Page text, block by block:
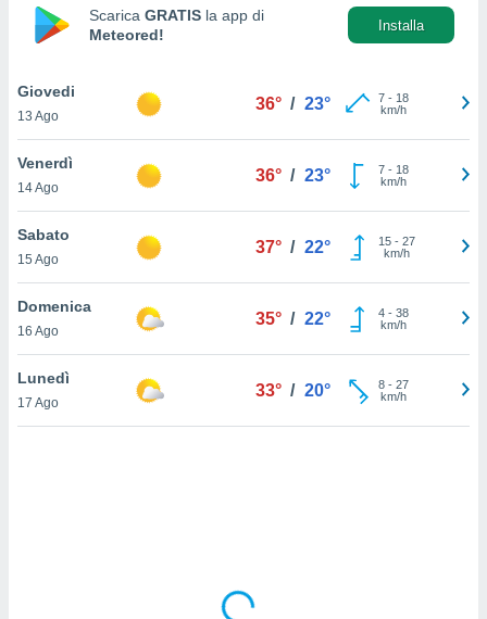
nella
cookie
il tuo
in
a piè
del
Scarica GRATIS la app di
Meteored!
Installa
Giovedi
13 Ago
36° / 23° 7- 18
km/h
Venerdì
14 Ago
36° / 23° 7- 18
km/h
Sabato
15 Ago
37° / 22° 15- 27
km/h
Domenica
16 Ago
35° / 22° 4- 38
km/h
Lunedì
17 Ago
33° / 20° 8- 27
km/h